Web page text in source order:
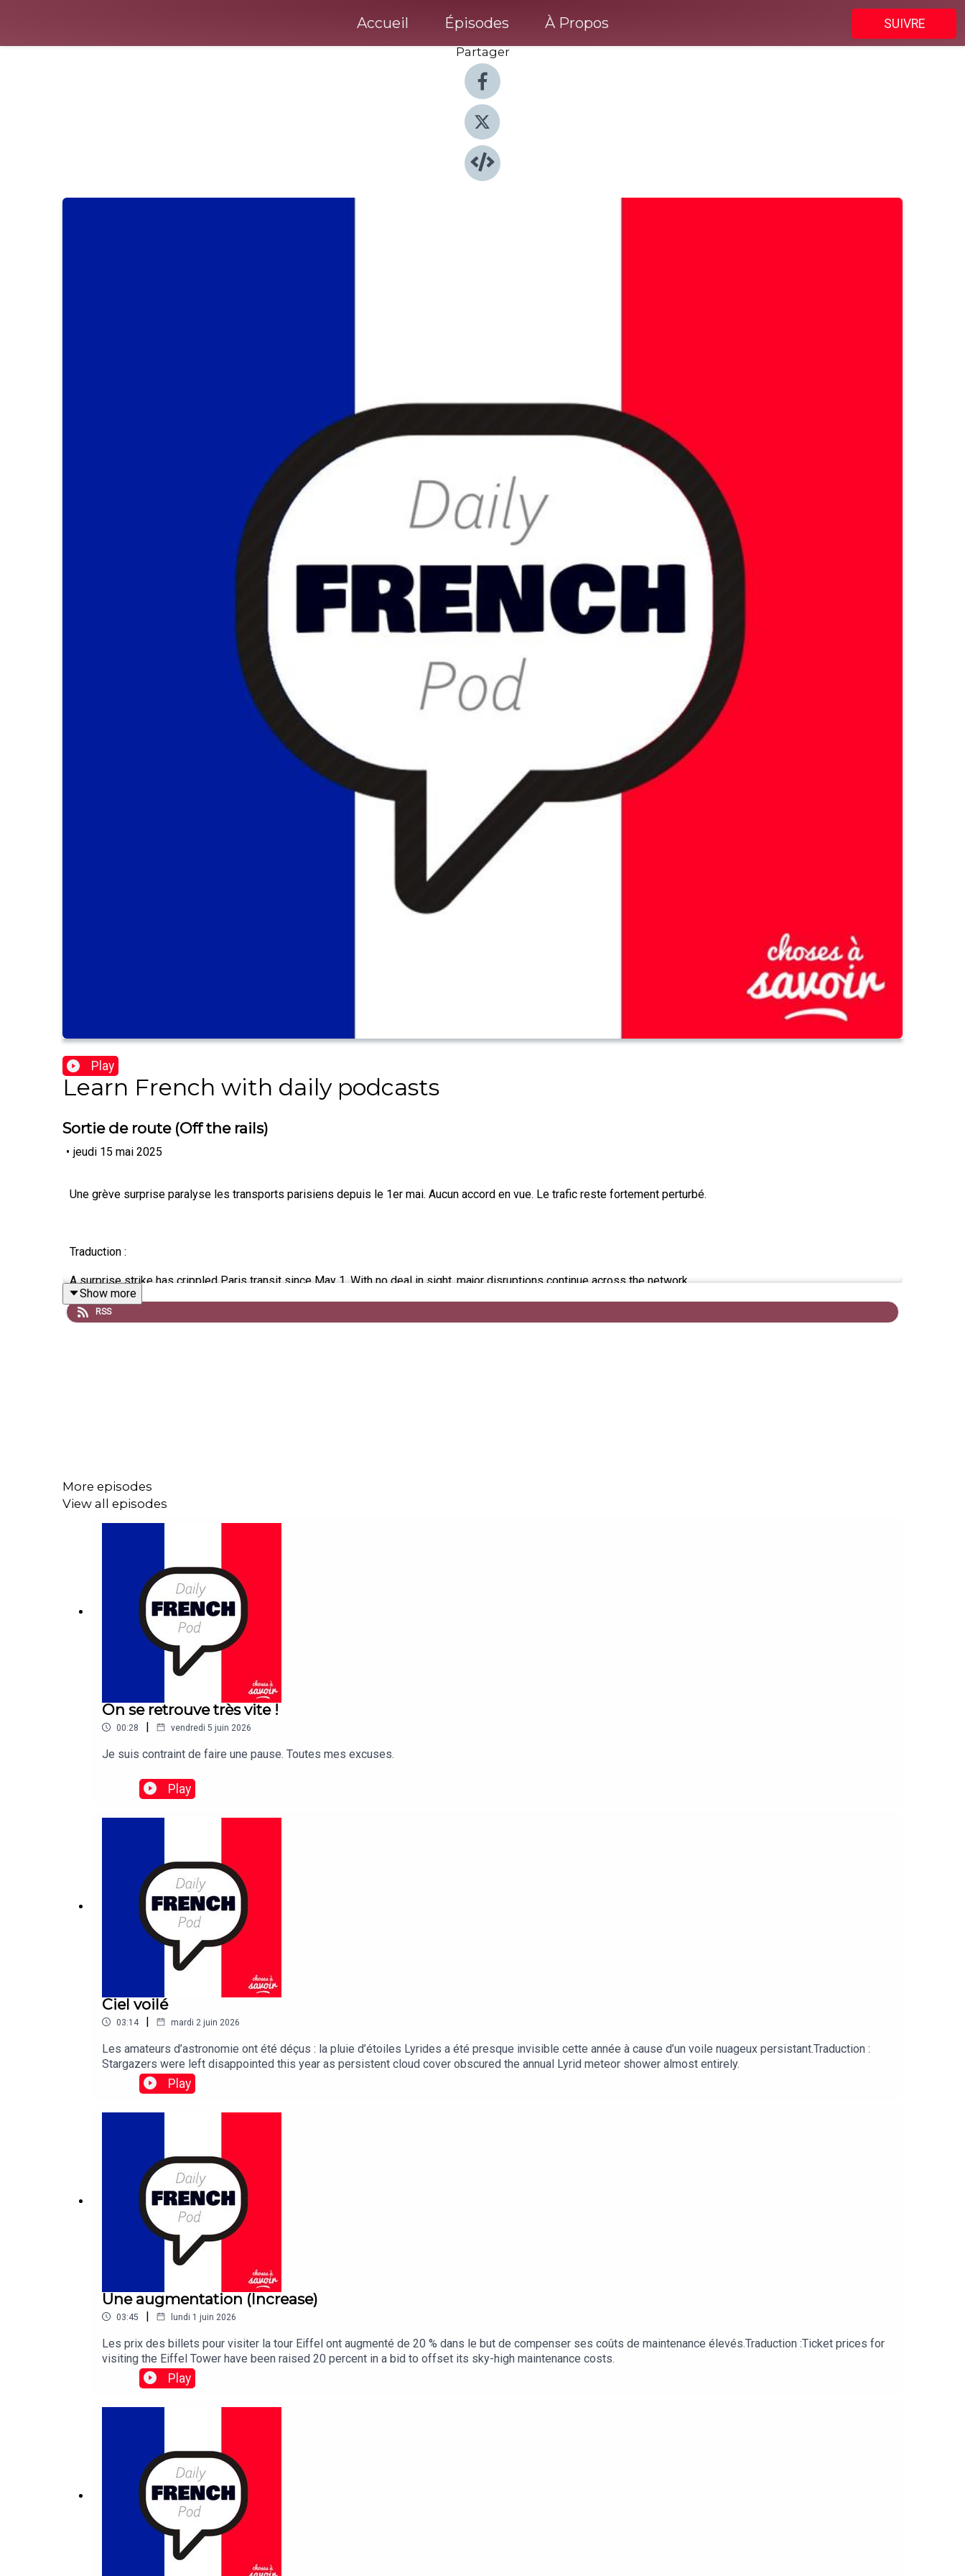
Accueil Épisodes À Propos
SUIVRE
Partager
Play
Learn French with daily podcasts
Sortie de route (Off the rails)
• jeudi 15 mai 2025
Une grève surprise paralyse les transports parisiens depuis le 1er mai. Aucun accord en vue. Le trafic reste fortement perturbé.
Traduction :
A surprise strike has crippled Paris transit since May 1. With no deal in sight, major disruptions continue across the network.
Show more
RSS
More episodes
View all episodes
On se retrouve très vite !
00:28 | vendredi 5 juin 2026
Je suis contraint de faire une pause. Toutes mes excuses.
Play
Ciel voilé
03:14 | mardi 2 juin 2026
Les amateurs d’astronomie ont été déçus : la pluie d’étoiles Lyrides a été presque invisible cette année à cause d’un voile nuageux persistant.Traduction :
Stargazers were left disappointed this year as persistent cloud cover obscured the annual Lyrid meteor shower almost entirely.
Play
Une augmentation (Increase)
03:45 | lundi 1 juin 2026
Les prix des billets pour visiter la tour Eiffel ont augmenté de 20 % dans le but de compenser ses coûts de maintenance élevés.Traduction :Ticket prices for
visiting the Eiffel Tower have been raised 20 percent in a bid to offset its sky-high maintenance costs.
Play